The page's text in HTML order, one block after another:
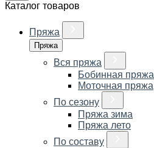
Каталог товаров
Пряжа
Пряжа
Вся пряжа
Бобинная пряжа
Моточная пряжа
По сезону
Пряжа зима
Пряжа лето
По составу